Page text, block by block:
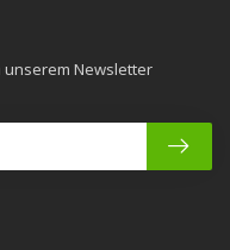
Newsletter